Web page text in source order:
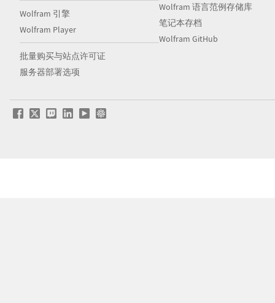
Wolfram 引擎
Wolfram Player
批量购买与站点许可证
服务器部署选项
Wolfram 语言范例存储库
笔记本存档
Wolfram GitHub